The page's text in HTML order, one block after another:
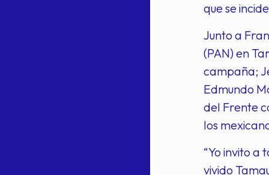
que se
Junto a
(PAN) en
campaña;
Edmundo
del Frente
los
“Yo invito a
vivido